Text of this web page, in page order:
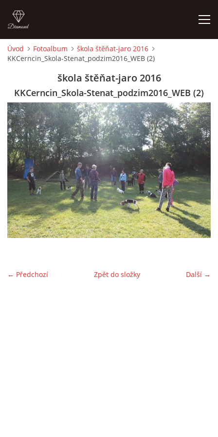
ÚVOD
VÝCVIKOVÝ ROZVRH
CO S SEBOU?
NÁVŠTĚVNÍ ŘÁD
KONTAKTY
CENÍK
ŠKOLA ŠTĚŇAT
Úvod Fotoalbum
škola štěňat-jaro 2016
KKCerncin_Skola-Stenat_podzim2016_WEB (2)
škola štěňat-jaro 2016
KKCerncin_Skola-Stenat_podzim2016_WEB (2)
← Předchozí Další →
Zpět do složky